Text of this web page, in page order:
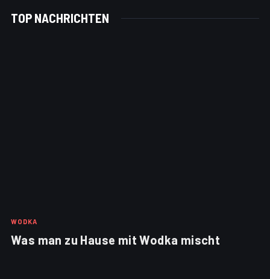
TOP NACHRICHTEN
WODKA
Was man zu Hause mit Wodka mischt